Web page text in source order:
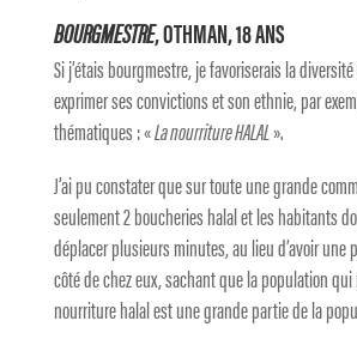
BOURGMESTRE, OTHMAN, 18 ANS
Si j’étais bourgmestre, je favoriserais la
exprimer ses convictions et son ethnie, par
thématiques : «La nourriture HALAL».
J’ai pu constater que sur toute une grande
seulement 2 boucheries halal et les habitants
déplacer plusieurs minutes, au lieu d’avoir une
côté de chez eux, sachant que la population
nourriture halal est une grande partie de la